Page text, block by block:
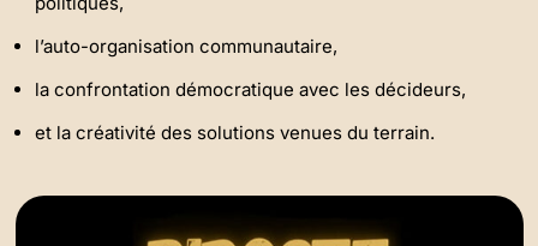
l’auto-organisation communautaire,
la confrontation démocratique avec les décideurs,
et la créativité des solutions venues du terrain.